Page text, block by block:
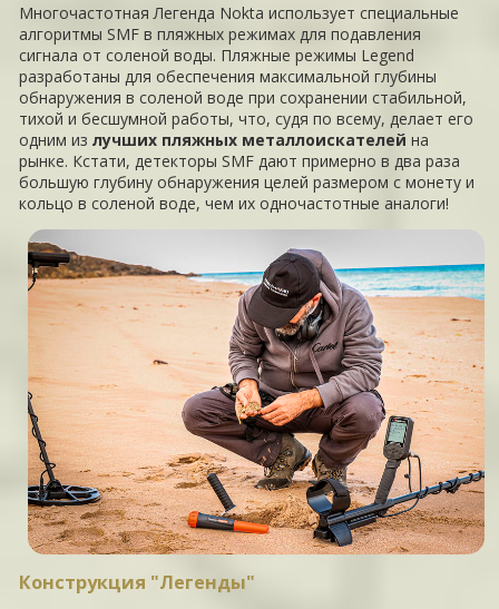
Многочастотная Легенда Nokta использует специальные
алгоритмы SMF в пляжных режимах для подавления
сигнала от соленой воды. Пляжные режимы Legend
разработаны для обеспечения максимальной глубины
обнаружения в соленой воде при сохранении стабильной,
тихой и бесшумной работы, что, судя по всему, делает его
одним излучших пляжных металлоискателей на
рынке. Кстати, детекторы SMF дают примерно в два раза
большую глубину обнаружения целей размером с монету и
кольцо в соленой воде, чем их одночастотные аналоги!
Конструкция "Легенды"